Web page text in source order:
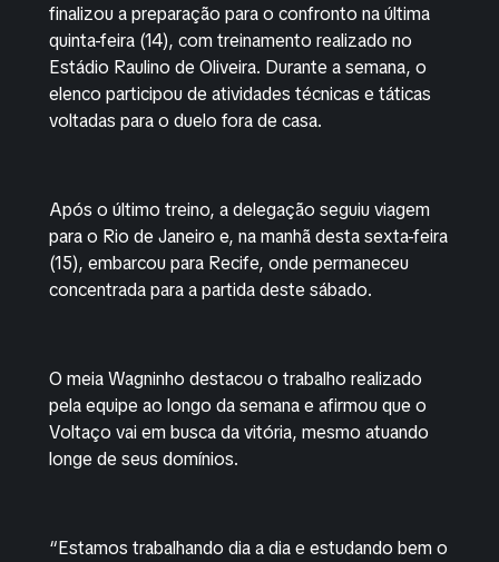
finalizou a preparação para o confronto na última
quinta-feira (14), com treinamento realizado no
Estádio Raulino de Oliveira. Durante a semana, o
elenco participou de atividades técnicas e táticas
voltadas para o duelo fora de casa.
Após o último treino, a delegação seguiu viagem
para o Rio de Janeiro e, na manhã desta sexta-feira
(15), embarcou para Recife, onde permaneceu
concentrada para a partida deste sábado.
O meia Wagninho destacou o trabalho realizado
pela equipe ao longo da semana e afirmou que o
Voltaço vai em busca da vitória, mesmo atuando
longe de seus domínios.
“Estamos trabalhando dia a dia e estudando bem o